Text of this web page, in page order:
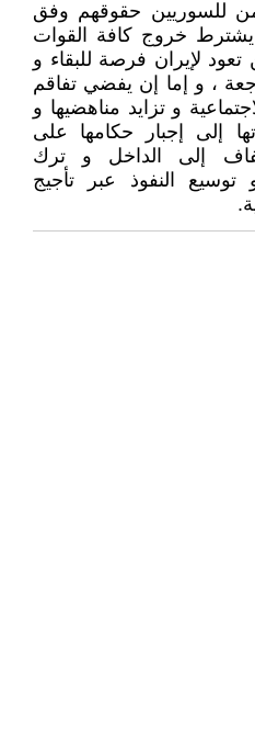
للسوريين حقوقهم وفق
يشترط خروج كافة القوات
تعود لإيران فرصة للبقاء و
، و إما إن يفضي تفاقم
و تزايد مناهضيها و
إلى إجبار حكامها على
إلى الداخل و ترك
توسيع النفوذ عبر تأجيج